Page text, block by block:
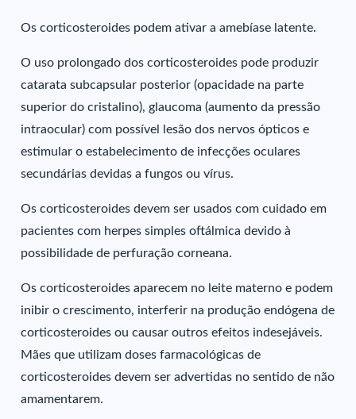
Os corticosteroides podem ativar a amebíase latente.
O uso prolongado dos corticosteroides pode produzir
catarata subcapsular posterior (opacidade na parte
superior do cristalino), glaucoma (aumento da pressão
intraocular) com possível lesão dos nervos ópticos e
estimular o estabelecimento de infecções oculares
secundárias devidas a fungos ou vírus.
Os corticosteroides devem ser usados com cuidado em
pacientes com herpes simples oftálmica devido à
possibilidade de perfuração corneana.
Os corticosteroides aparecem no leite materno e podem
inibir o crescimento, interferir na produção endógena de
corticosteroides ou causar outros efeitos indesejáveis.
Mães que utilizam doses farmacológicas de
corticosteroides devem ser advertidas no sentido de não
amamentarem.